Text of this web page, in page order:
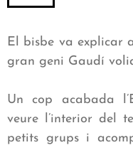
El bisbe va explicar
gran geni Gaudí
Un cop acabada
veure l’interior del
petits grups i